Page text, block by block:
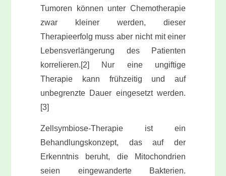
Tumoren können unter Chemotherapie
zwar kleiner werden, dieser
Therapieerfolg muss aber nicht mit einer
Lebensverlängerung des Patienten
korrelieren.[2] Nur eine ungiftige
Therapie kann frühzeitig und auf
unbegrenzte Dauer eingesetzt werden.
[3]
Zellsymbiose-Therapie ist ein
Behandlungskonzept, das auf der
Erkenntnis beruht, die Mitochondrien
seien eingewanderte Bakterien.